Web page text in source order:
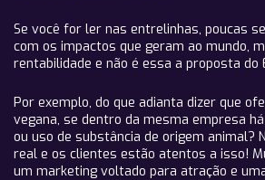
Se você for ler nas entrelinhas, poucas
com os impactos que geram ao mundo,
rentabilidade e não é essa a proposta do
Por exemplo, do que adianta dizer que
vegana, se dentro da mesma empresa
ou uso de substância de origem animal?
real e os clientes estão atentos a isso!
um marketing voltado para atração e